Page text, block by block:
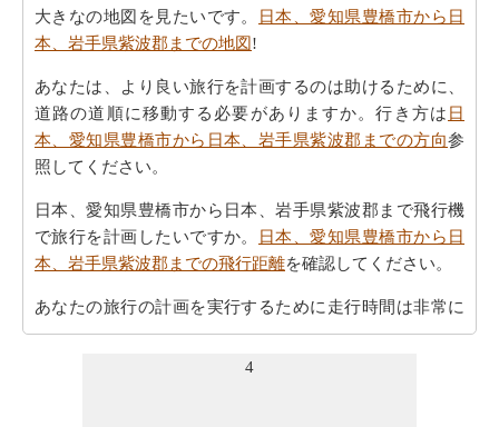
大きなの地図を見たいです。
日本、愛知県豊橋市から日
本、岩手県紫波郡までの地図!
あなたは、より良い旅行を計画するのは助けるために、
道路の道順に移動する必要がありますか。行き方は 日
本、愛知県豊橋市から日本、岩手県紫波郡までの方向参
照してください。
日本、愛知県豊橋市から日本、岩手県紫波郡まで飛行機
で旅行を計画したいですか。
日本、愛知県豊橋市から日
本、岩手県紫波郡までの飛行距離を確認してください。
あなたの旅行の計画を実行するために走行時間は非常に
重要です。ここでおおよその時間を取得することによ
日本、愛知県豊橋市から日本、
4